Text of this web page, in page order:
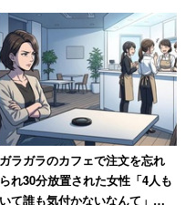
万円）
復帰については、問題
非常に多いため、女性
ただし、休業前と同じ
ガラガラのカフェで注文を忘れ
られ30分放置された女性「4人も
いて誰も気付かないなんて」